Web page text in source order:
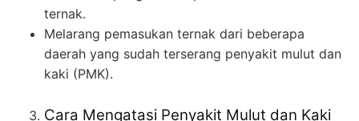
ternak.
Melarang pemasukan ternak dari beberapa
daerah yang sudah terserang penyakit mulut dan
kaki (PMK).
Cara Mengatasi Penyakit Mulut dan Kaki